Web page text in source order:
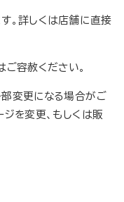
。詳しくは店舗に直接
容赦ください。
変更になる場合がご
を変更、もしくは販